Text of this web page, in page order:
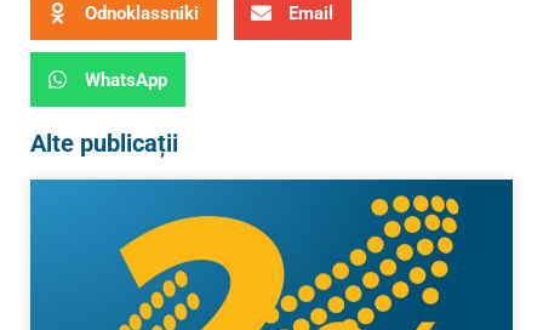
Odnoklassniki Email
WhatsApp
Alte publicații